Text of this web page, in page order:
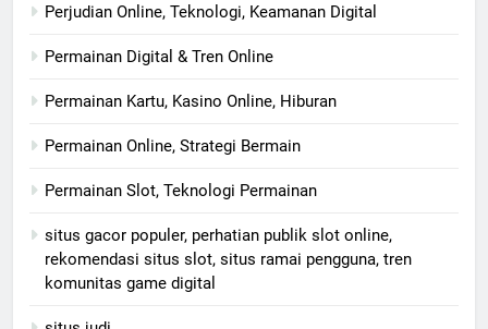
Perjudian Online, Teknologi, Keamanan Digital
Permainan Digital & Tren Online
Permainan Kartu, Kasino Online, Hiburan
Permainan Online, Strategi Bermain
Permainan Slot, Teknologi Permainan
situs gacor populer, perhatian publik slot online,
rekomendasi situs slot, situs ramai pengguna, tren
komunitas game digital